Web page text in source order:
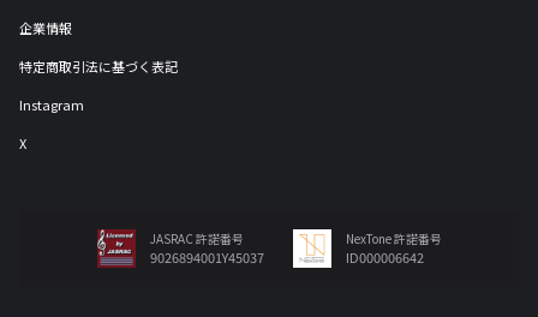
企業情報
特定商取引法に基づく表記
Instagram
X
JASRAC 許諾番号
9026894001Y45037
NexTone 許諾番号
ID000006642